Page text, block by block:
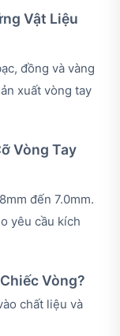
Vật Liệu
đồng và vàng
xuất vòng tay
Vòng Tay
đến 7.0mm.
yêu cầu kích
Vòng?
chất liệu và